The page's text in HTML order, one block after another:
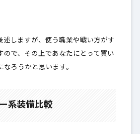
しますが、使う職業や戦い方がす
ので、その上であなたにとって買い
なろうかと思います。
系装備比較